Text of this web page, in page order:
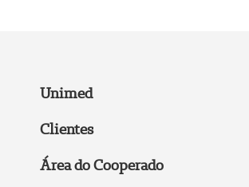
Unimed
Clientes
Área do Cooperado